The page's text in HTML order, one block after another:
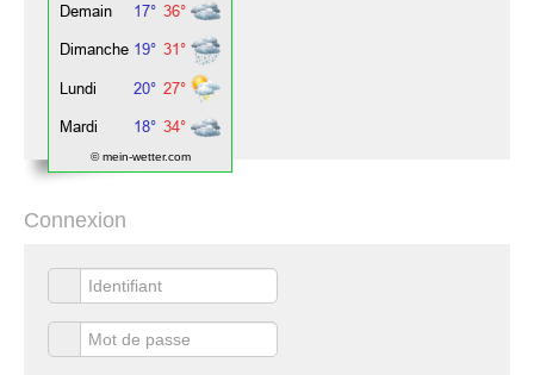
© mein-wetter.com
Connexion